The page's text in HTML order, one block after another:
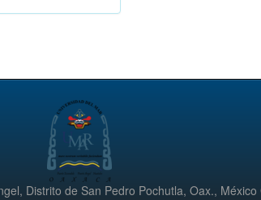
Distrito de San Pedro Pochutla, Oax., México